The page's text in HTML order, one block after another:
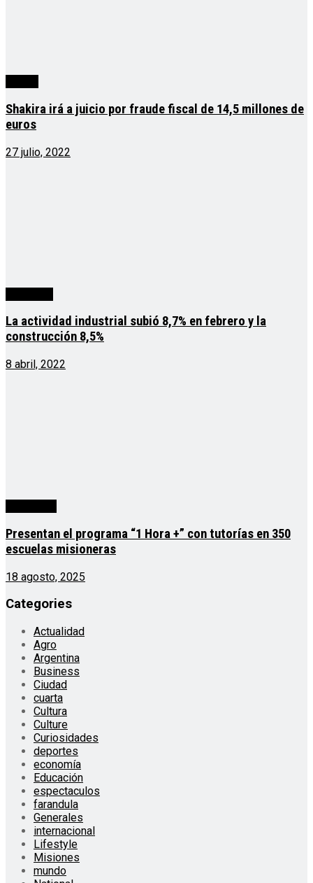
Shakira irá a juicio por fraude fiscal de 14,5 millones de
euros
27 julio, 2022
La actividad industrial subió 8,7% en febrero y la
construcción 8,5%
8 abril, 2022
Presentan el programa “1 Hora +” con tutorías en 350
escuelas misioneras
18 agosto, 2025
Categories
Actualidad
Agro
Argentina
Business
Ciudad
cuarta
Cultura
Culture
Curiosidades
deportes
economía
Educación
espectaculos
farandula
Generales
internacional
Lifestyle
Misiones
mundo